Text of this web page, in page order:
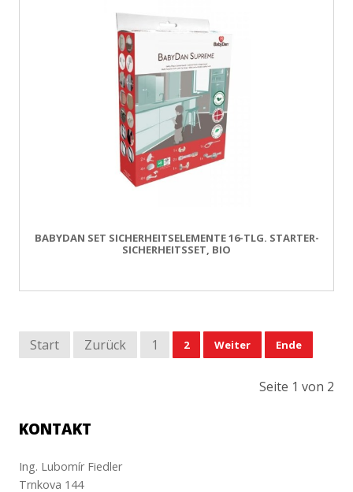
BABYDAN SET SICHERHEITSELEMENTE 16-TLG. STARTER-
SICHERHEITSSET, BIO
Start Zurück 1 2 Weiter Ende
Seite 1 von 2
KONTAKT
Ing. Lubomír Fiedler
Trnkova 144